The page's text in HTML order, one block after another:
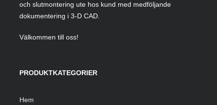
och slutmontering ute hos kund med medföljande
dokumentering i 3-D CAD.
Välkommen till oss!
PRODUKTKATEGORIER
Hem